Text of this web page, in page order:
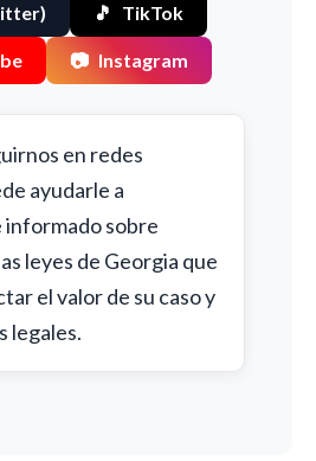
🎵 TikTok
📷 Instagram
en redes
ayudarle a
sobre
leyes de Georgia que
el valor de su caso y
legales.